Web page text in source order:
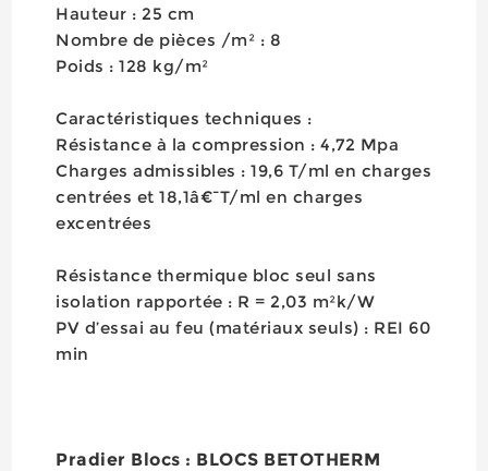
Hauteur : 25 cm
Nombre de pièces /m² : 8
Poids : 128 kg/m²
Caractéristiques techniques :
Résistance à la compression : 4,72 Mpa
Charges admissibles : 19,6 T/ml en charges
centrées et 18,1â€¯T/ml en charges
excentrées
Résistance thermique bloc seul sans
isolation rapportée : R = 2,03 m²k/W
PV d’essai au feu (matériaux seuls) : REI 60
min
Pradier Blocs : BLOCS BETOTHERM